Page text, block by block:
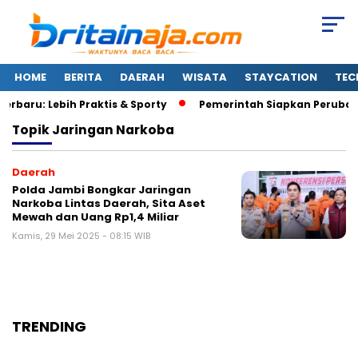
HOME BERITA DAERAH WISATA STAYCATION
Lebih Praktis & Sporty Pemerintah Siapkan
TopikJaringan Narkoba
Daerah
Polda Jambi Bongkar Jaringan
Narkoba Lintas Daerah, Sita Aset
Mewah dan Uang Rp1,4 Miliar
Kamis, 29 Mei 2025 - 08:15 WIB
TRENDING